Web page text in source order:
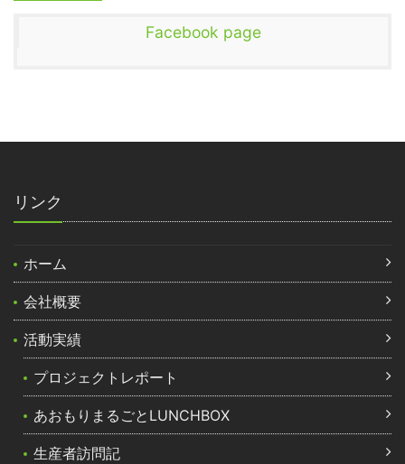
Facebook page
リンク
ホーム
会社概要
活動実績
プロジェクトレポート
あおもりまるごとLUNCHBOX
生産者訪問記